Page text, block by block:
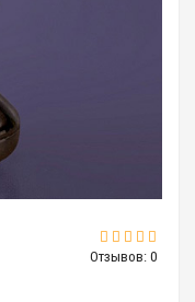
Отзывов: 0